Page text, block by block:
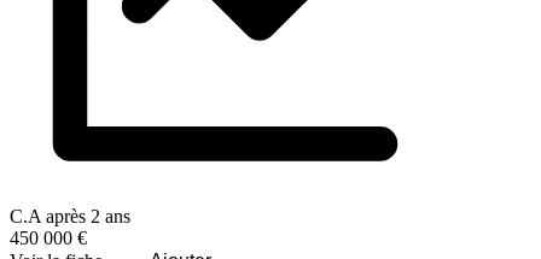
C.A après 2 ans
450 000 €